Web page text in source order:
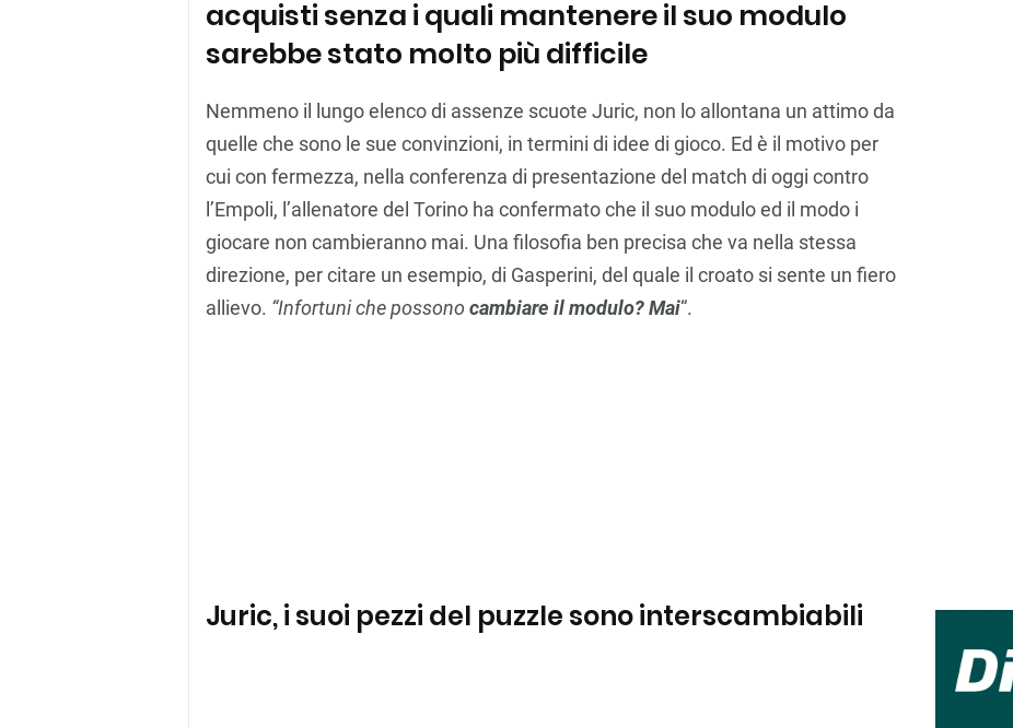
acquisti senza i quali mantenere il suo modulo
sarebbe stato molto più difficile
Nemmeno il lungo elenco di assenze scuote Juric, non lo allontana un attimo da
quelle che sono le sue convinzioni, in termini di idee di gioco. Ed è il motivo per
cui con fermezza, nella conferenza di presentazione del match di oggi contro
l’Empoli, l’allenatore del Torino ha confermato che il suo modulo ed il modo i
giocare non cambieranno mai. Una filosofia ben precisa che va nella stessa
direzione, per citare un esempio, di Gasperini, del quale il croato si sente un fiero
allievo. “Infortuni che possonocambiare il modulo? Mai“.
Juric, i suoi pezzi del puzzle sono interscambiabili